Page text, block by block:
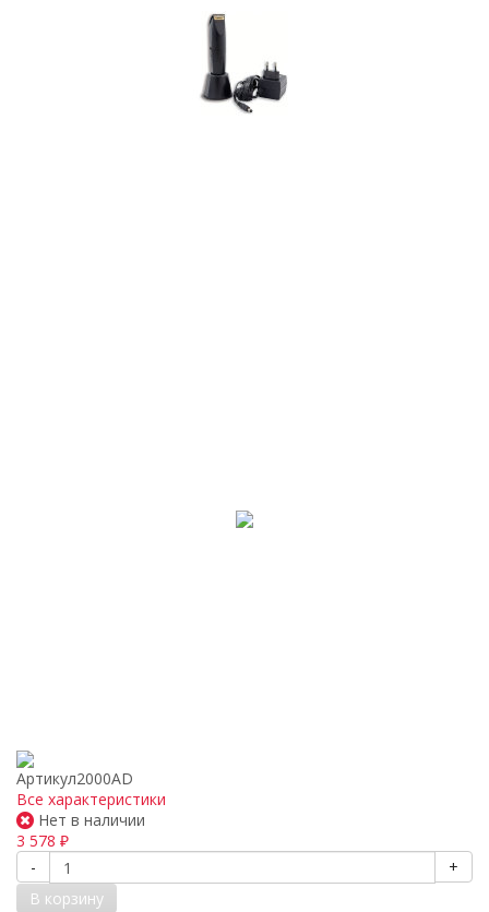
Артикул2000AD
Все характеристики
Нет в наличии
3 578 ₽
-
+
В корзину